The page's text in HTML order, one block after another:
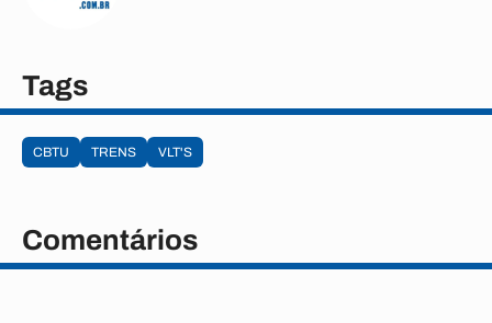
Tags
CBTU TRENS VLT'S
Comentários